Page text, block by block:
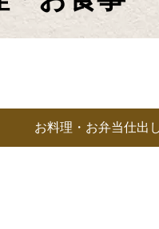
お料理・お弁当仕出